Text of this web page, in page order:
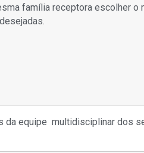
família receptora escolher o
da equipe multidisciplinar dos